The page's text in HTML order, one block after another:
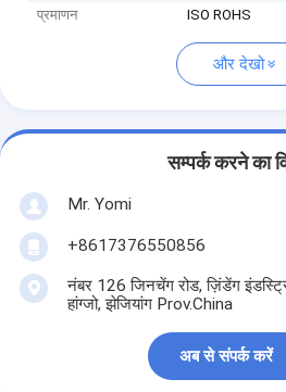
प्रमाणन
ISO ROHS
और देखो
सम्पर्क करने का
Mr. Yomi
+8617376550856
नंबर 126 जिनचेंग रोड, ज़िंडेंग
हांग्जो, झेजियांग Prov.China
अब से संपर्क करें